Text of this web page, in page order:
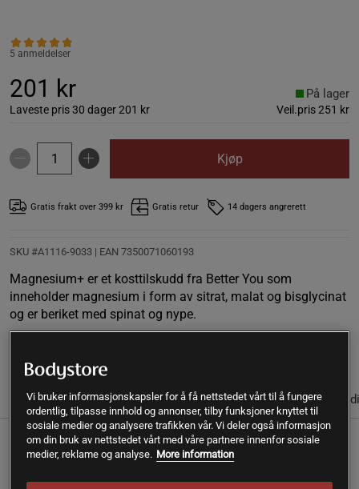
5 anmeldelser
201 kr
Laveste pris 30 dager201 kr Veil.pris251 kr
På lager
Kjøp
Gratis frakt over 399 kr Gratis retur 14 dagers angrerett
SKU #A1116-9033 | EAN 7350071060193
Magnesium+ er et kosttilskudd fra Better You som
inneholder magnesium i form av sitrat, malat og bisglycinat
og er beriket med spinat og nype.
Informasjon Anmeldelser(5) Næringsinformasjon &
Better You har utviklet en magnesiumblanding av høy
Vi bruker informasjonskapsler for å få nettstedet vårt til å fungere
ordentlig, tilpasse innhold og annonser, tilby funksjoner knyttet til
sosiale medier og analysere trafikken vår. Vi deler også informasjon
om din bruk av nettstedet vårt med våre partnere innenfor sosiale
medier, reklame og analyse. More information